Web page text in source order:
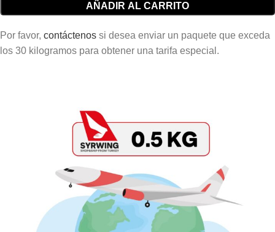
AÑADIR AL CARRITO
Por favor, contáctenos si desea enviar un paquete que exceda
los 30 kilogramos para obtener una tarifa especial.